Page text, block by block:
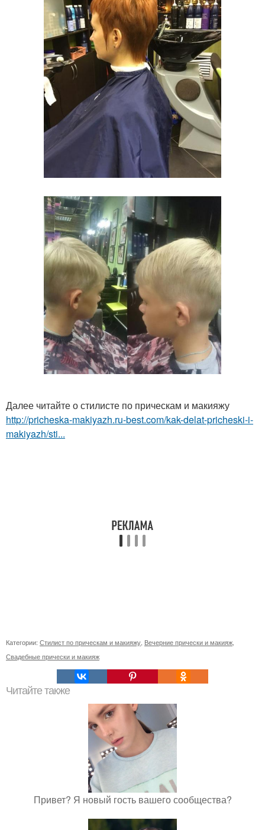
Далее читайте о стилисте по прическам и макияжу
http://pricheska-makiyazh.ru-best.com/kak-delat-pricheski-i-
makiyazh/sti...
Категории: Стилист по прическам и макияжу, Вечерние прически и макияж,
Свадебные прически и макияж
Читайте также
Привет? Я новый гость вашего сообщества?